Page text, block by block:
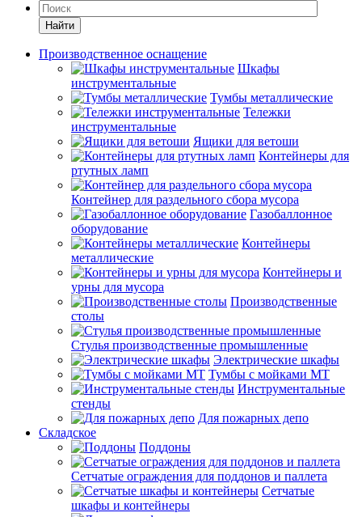
Найти
Производственное оснащение
Шкафы
инструментальные
Тумбы металлические
Тележки
инструментальные
Ящики для ветоши
Контейнеры для
ртутных ламп
Контейнер для раздельного сбора мусора
Газобаллонное
оборудование
Контейнеры
металлические
Контейнеры и
урны для мусора
Производственные
столы
Стулья производственные промышленные
Электрические шкафы
Тумбы с мойками МТ
Инструментальные
стенды
Для пожарных депо
Складское
Поддоны
Сетчатые ограждения для поддонов и паллета
Сетчатые
шкафы и контейнеры